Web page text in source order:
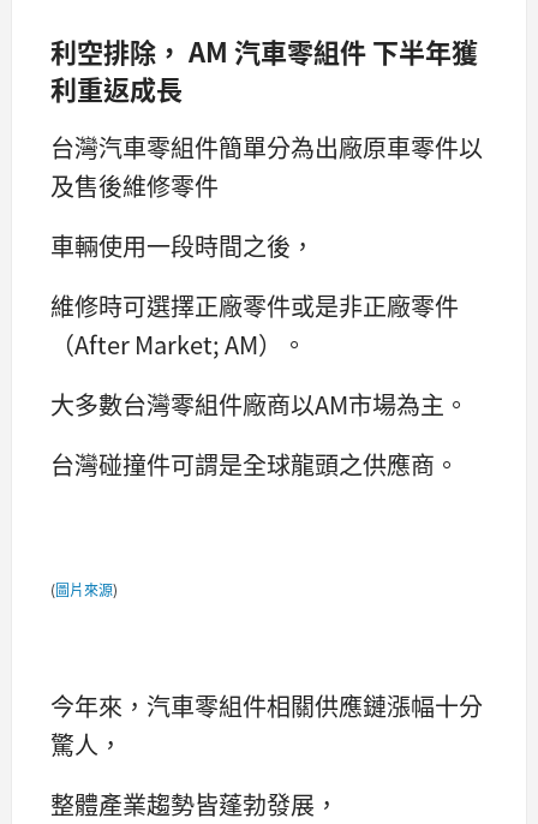
利空排除， AM 汽車零組件 下半年獲
利重返成長
台灣汽車零組件簡單分為出廠原車零件以
及售後維修零件
車輛使用一段時間之後，
維修時可選擇正廠零件或是非正廠零件
（After Market; AM）。
大多數台灣零組件廠商以AM市場為主。
台灣碰撞件可謂是全球龍頭之供應商。
(圖片來源)
今年來，汽車零組件相關供應鏈漲幅十分
驚人，
整體產業趨勢皆蓬勃發展，